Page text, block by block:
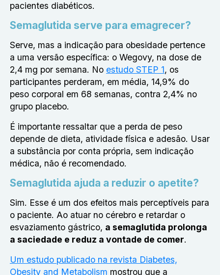
pacientes diabéticos.
Semaglutida serve para emagrecer?
Serve, mas a indicação para obesidade pertence
a uma versão específica: o Wegovy, na dose de
2,4 mg por semana. No estudo STEP 1, os
participantes perderam, em média, 14,9% do
peso corporal em 68 semanas, contra 2,4% no
grupo placebo.
É importante ressaltar que a perda de peso
depende de dieta, atividade física e adesão. Usar
a substância por conta própria, sem indicação
médica, não é recomendado.
Semaglutida ajuda a reduzir o apetite?
Sim. Esse é um dos efeitos mais perceptíveis para
o paciente. Ao atuar no cérebro e retardar o
esvaziamento gástrico, a semaglutida prolonga
a saciedade e reduz a vontade de comer.
Um estudo publicado na revista Diabetes,
Obesity and Metabolism mostrou que a